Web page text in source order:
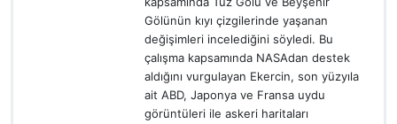
Gölünün kıyı çizgilerinde yaşanan
değişimleri incelediğini söyledi. Bu
çalışma kapsamında NASAdan destek
aldığını vurgulayan Ekercin, son yüzyıla
ait ABD, Japonya ve Fransa uydu
görüntüleri ile askeri haritaları